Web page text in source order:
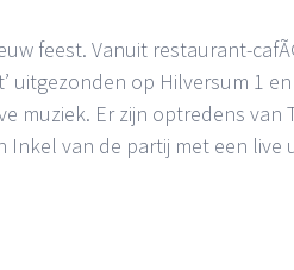
feest. Vanuit restaurant-
uitgezonden op Hilversum 1
muziek. Er zijn optredens van
Inkel van de partij met een live